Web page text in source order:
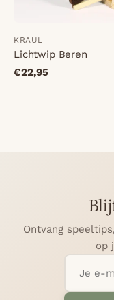
KRAUL
Lichtwip Beren
€22,95
Ontvang
op